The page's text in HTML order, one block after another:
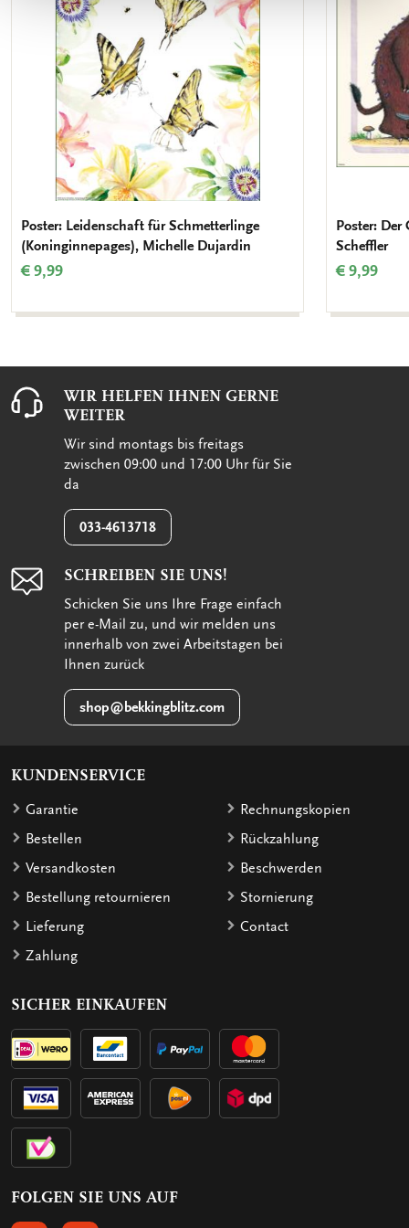
Poster: Leidenschaft für Schmetterlinge
(Koninginnepages), Michelle Dujardin
€ 9,99
Poster: Der
Scheffler
€ 9,99
WIR HELFEN IHNEN GERNE
WEITER
Wir sind montags bis freitags
zwischen 09:00 und 17:00 Uhr für Sie
da
033-4613718
SCHREIBEN SIE UNS!
Schicken Sie uns Ihre Frage einfach
per e-Mail zu, und wir melden uns
innerhalb von zwei Arbeitstagen bei
Ihnen zurück
shop@bekkingblitz.com
KUNDENSERVICE
Garantie
Bestellen
Versandkosten
Bestellung retournieren
Lieferung
Zahlung
Rechnungskopien
Rückzahlung
Beschwerden
Stornierung
Contact
SICHER EINKAUFEN
FOLGEN SIE UNS AUF